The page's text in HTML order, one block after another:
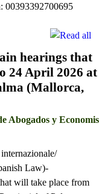
00393392700695
hearings that
24 April 2026 at
(Mallorca,
Abogados y
Law)-
will take place from